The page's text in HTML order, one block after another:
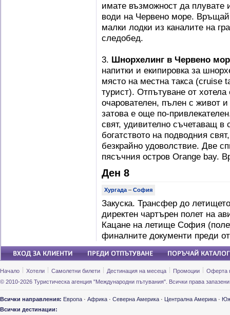
имате възможност да плувате
води на Червено море.
малки лодки из каналите на
следобед.
3. Шнорхелинг в Червено
напитки и екипировка за
място на местна такса (cruise
турист). Отпътуване от
очарователен, пълен с живот
затова е още по-
свят, удивително съчетаващ в
богатството на подводния
безкрайно удоволствие. Две
пясъчния остров Orange bay.
Ден 8
Хургада – София
Закуска. Трансфер до
директен чартърен полет на
Кацане на летище София
финалните документи преди
Начало Хотели Самолетни билети Дестинация на месеца Промоции
Оферта
© 2010-2026 Туристическа агенция "Международни пътувания". Всички права
Всички направления: Европа · Африка · Северна Америка · Централна Америка ·
Всички дестинации: